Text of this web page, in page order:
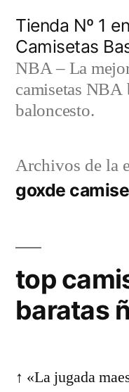
contenido
Tienda Nº 1
Camisetas
NBA – La
camisetas NBA
baloncesto.
Archivos de la
goxde
top
baratas
↑ «La jugada